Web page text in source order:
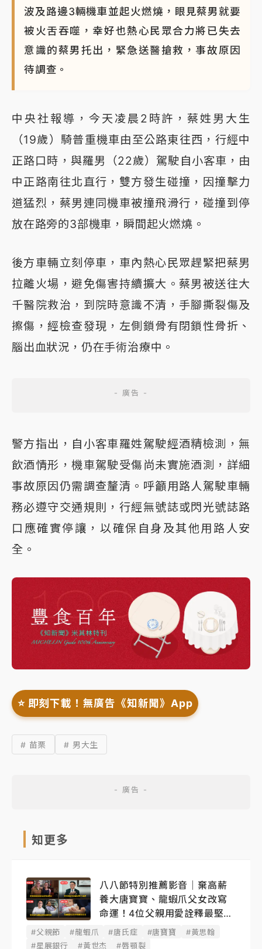
波及路邊3輛機車並起火燃燒，眼見蔡男就要
被火舌吞噬，幸好也熱心民眾合力將已失去
意識的蔡男托出，緊急送醫搶救，事故原因
待調查。
中央社報導，今天凌晨2時許，蔡姓男大生
（19歲）騎普重機車由至公路東往西，行經中
正路口時，與羅男（22歲）駕駛自小客車，由
中正路南往北直行，雙方發生碰撞，因撞擊力
道猛烈，蔡男連同機車被撞飛滑行，碰撞到停
放在路旁的3部機車，瞬間起火燃燒。
後方車輛立刻停車，車內熱心民眾趕緊把蔡男
拉離火場，避免傷害持續擴大。蔡男被送往大
千醫院救治，到院時意識不清，手腳撕裂傷及
擦傷，經檢查發現，左側鎖骨有閉鎖性骨折、
腦出血狀況，仍在手術治療中。
警方指出，自小客車羅姓駕駛經酒精檢測，無
飲酒情形，機車駕駛受傷尚未實施酒測，詳細
事故原因仍需調查釐清。呼籲用路人駕駛車輛
務必遵守交通規則，行經無號誌或閃光號誌路
口應確實停讓，以確保自身及其他用路人安
全。
⭐️ 即刻下載！無廣告《知新聞》App
# 苗栗 # 男大生
知更多
八八節特別推薦影音｜棄高薪
養大唐寶寶、龍蝦爪父女改寫
命運！4位父親用愛詮釋最堅韌
後盾
#父親節 #龍蝦爪 #唐氏症 #唐寶寶
#黃思翰
#星展銀行
#黃世杰 #唇顎裂